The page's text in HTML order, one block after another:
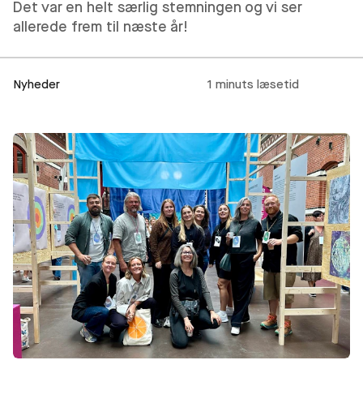
Det var en helt særlig stemningen og vi ser
allerede frem til næste år!
Nyheder 1 minuts læsetid